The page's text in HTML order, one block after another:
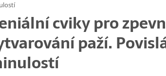
cviky pro
paží.